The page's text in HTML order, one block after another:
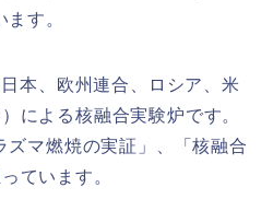
す。
本、欧州連合、ロシア、米
による核融合実験炉です。
ズマ燃焼の実証」、「核融合
ています。